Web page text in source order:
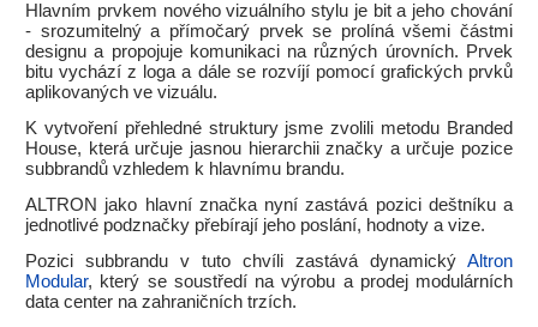
Hlavním prvkem nového vizuálního stylu je bit a jeho chování
- srozumitelný a přímočarý prvek se prolíná všemi částmi
designu a propojuje komunikaci na různých úrovních. Prvek
bitu vychází z loga a dále se rozvíjí pomocí grafických prvků
aplikovaných ve vizuálu.
K vytvoření přehledné struktury jsme zvolili metodu Branded
House, která určuje jasnou hierarchii značky a určuje pozice
subbrandů vzhledem k hlavnímu brandu.
ALTRON jako hlavní značka nyní zastává pozici deštníku a
jednotlivé podznačky přebírají jeho poslání, hodnoty a vize.
Pozici subbrandu v tuto chvíli zastává dynamický Altron
Modular, který se soustředí na výrobu a prodej modulárních
data center na zahraničních trzích.